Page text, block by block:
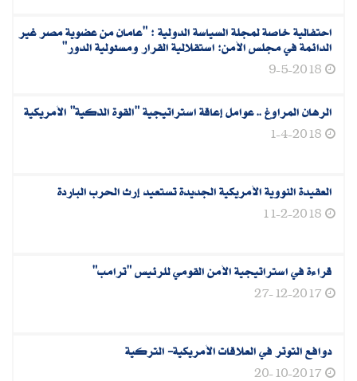
احتفالية خاصة لمجلة السياسة الدولية : "عامان من عضوية مصر غير
الدائمة في مجلس الأمن: استقلالية القرار ومسئولية الدور"
9-5-2018
الرهان المراوغ .. عوامل إعاقة استراتيجية "القوة الذكية" الأمريكية
1-4-2018
العقيدة النووية الأمريكية الجديدة تستعيد إرث الحرب الباردة
11-2-2018
قراءة في استراتيجية الأمن القومي للرئيس "ترامب"
27-12-2017
دوافع التوتر في العلاقات الأمريكية- التركية
20-10-2017